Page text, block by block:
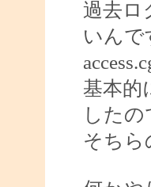
過去ロ
いんで
基本的
したの
そちら